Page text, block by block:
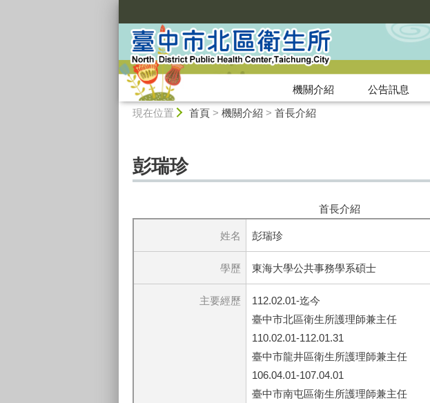
機關介紹 公告訊息
現在位置 首頁> 機關介紹 > 首長介紹
彭瑞珍
首長介紹
姓名 彭瑞珍
學歷 東海大學公共事務學系碩士
主要經歷
112.02.01-迄今
臺中市北區衛生所護理師兼主任
110.02.01-112.01.31
臺中市龍井區衛生所護理師兼主任
106.04.01-107.04.01
臺中市南屯區衛生所護理師兼主任